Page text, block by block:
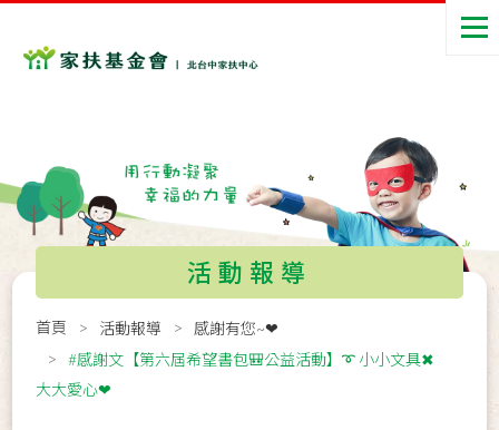
活動報導
首頁 活動報導
感謝有您~❤
#感謝文【第六屆希望書包🎒公益活動】➰ 小小文具✖
大大愛心❤